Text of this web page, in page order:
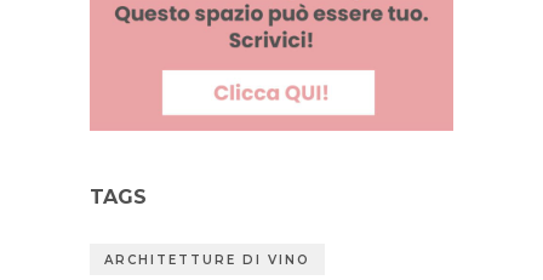
TAGS
ARCHITETTURE DI VINO